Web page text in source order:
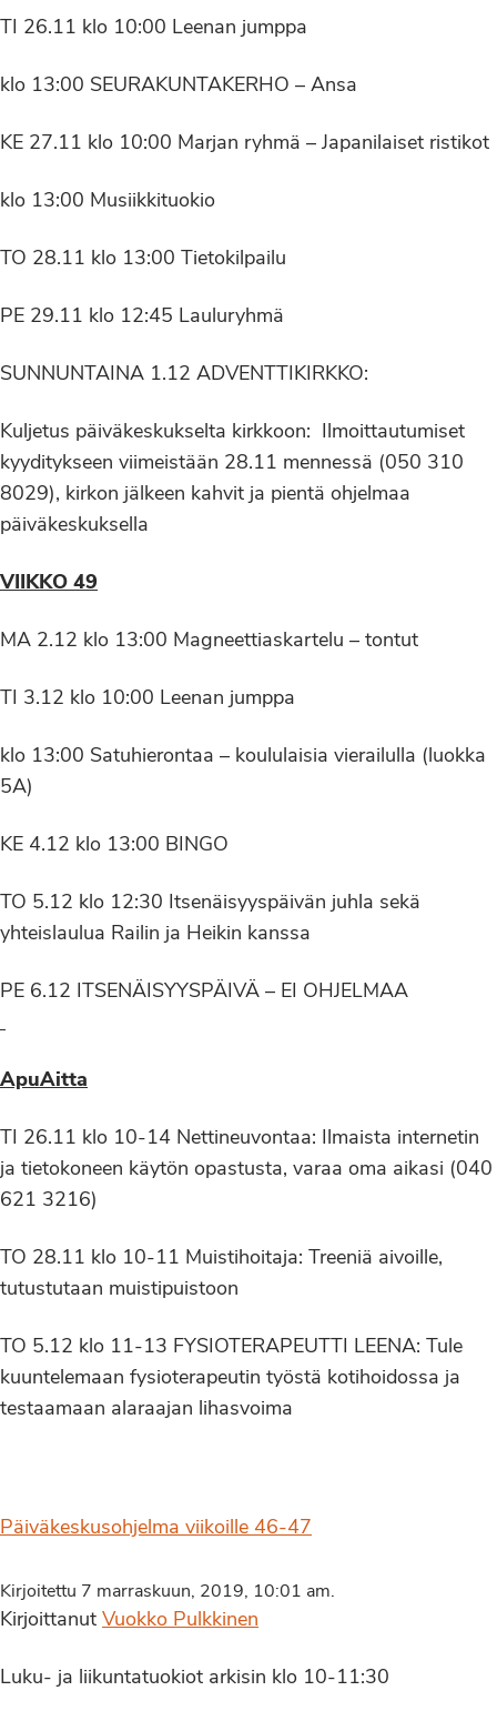
TI 26.11 klo 10:00 Leenan jumppa
klo 13:00 SEURAKUNTAKERHO – Ansa
KE 27.11 klo 10:00 Marjan ryhmä – Japanilaiset ristikot
klo 13:00 Musiikkituokio
TO 28.11 klo 13:00 Tietokilpailu
PE 29.11 klo 12:45 Lauluryhmä
SUNNUNTAINA 1.12 ADVENTTIKIRKKO:
Kuljetus päiväkeskukselta kirkkoon: Ilmoittautumiset
kyyditykseen viimeistään 28.11 mennessä (050 310
8029), kirkon jälkeen kahvit ja pientä ohjelmaa
päiväkeskuksella
VIIKKO 49
MA 2.12 klo 13:00 Magneettiaskartelu – tontut
TI 3.12 klo 10:00 Leenan jumppa
klo 13:00 Satuhierontaa – koululaisia vierailulla (luokka
5A)
KE 4.12 klo 13:00 BINGO
TO 5.12 klo 12:30 Itsenäisyyspäivän juhla sekä
yhteislaulua Railin ja Heikin kanssa
PE 6.12 ITSENÄISYYSPÄIVÄ – EI OHJELMAA
ApuAitta
TI 26.11 klo 10-14 Nettineuvontaa: Ilmaista internetin
ja tietokoneen käytön opastusta, varaa oma aikasi (040
621 3216)
TO 28.11 klo 10-11 Muistihoitaja: Treeniä aivoille,
tutustutaan muistipuistoon
TO 5.12 klo 11-13 FYSIOTERAPEUTTI LEENA: Tule
kuuntelemaan fysioterapeutin työstä kotihoidossa ja
testaamaan alaraajan lihasvoima
Päiväkeskusohjelma viikoille 46-47
Kirjoitettu 7 marraskuun, 2019, 10:01 am.
Kirjoittanut Vuokko Pulkkinen
Luku- ja liikuntatuokiot arkisin klo 10-11:30